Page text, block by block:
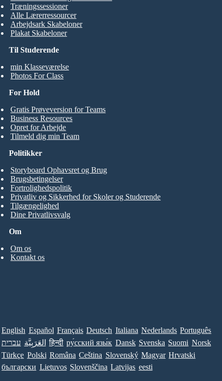
Til Studerende
min Klasseværelse
Photos For Class
Træningssessioner
Alle Lærerressourcer
Arbejdsark Skabeloner
Plakat Skabeloner
For Hold
Gratis Prøveversion for Teams
Business Resources
Opret for Arbejde
Tilmeld dig min Team
Om
Om os
Kontakt os
Politikker
Storyboard Ophavsret og Brug
Brugsbetingelser
Fortrolighedspolitik
Privatliv og Sikkerhed for Skoler og Studerende
Tilgængelighed
Dine Privatlivsvalg
English Español Français Deutsch Italiana Nederlands Português
עברית العَرَبِيَّة हिन्दी ру́сский язы́к Dansk Svenska Suomi Norsk
Türkçe Polski Româna Ceština Slovenský Magyar Hrvatski
български Lietuvos Slovenščina Latvijas eesti